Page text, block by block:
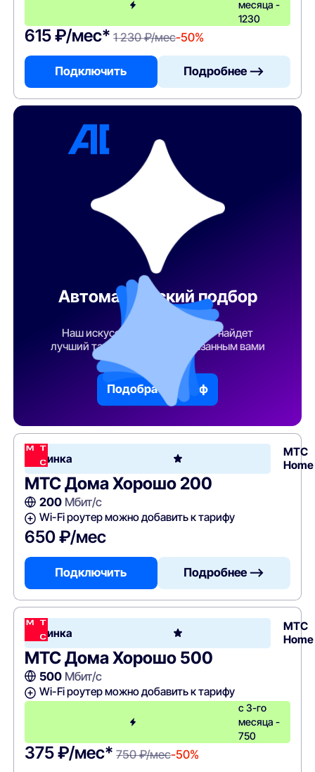
месяца -
1230
615 ₽/мес* 1 230 ₽/мес-50%
Подключить Подробнее —>
Автоматический подбор
тарифа
Наш искусственный интеллект найдет
лучший тарифный план по указанным вами
Подобрать тариф
Новинка
МТС
Home
МТС Дома Хорошо 200
200Мбит/с
Wi-Fi роутер можно добавить к тарифу
650 ₽/мес
Подключить Подробнее —>
Новинка
МТС
Home
МТС Дома Хорошо 500
500Мбит/с
Wi-Fi роутер можно добавить к тарифу
с 3-го
месяца -
750
375 ₽/мес* 750 ₽/мес-50%